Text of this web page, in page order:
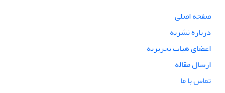
صفحه اصلی
درباره نشریه
اعضای هیات تحریریه
ارسال مقاله
تماس با ما